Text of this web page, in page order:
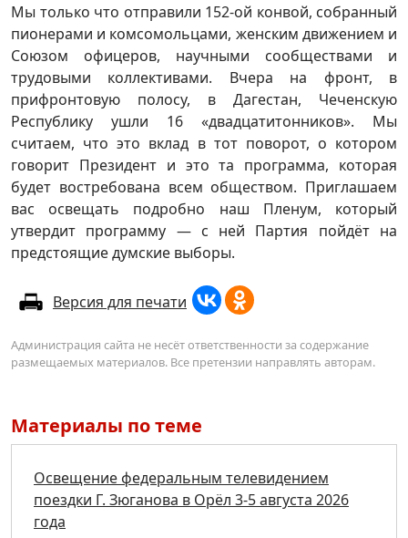
Мы только что отправили 152-ой конвой, собранный
пионерами и комсомольцами, женским движением и
Союзом офицеров, научными сообществами и
трудовыми коллективами. Вчера на фронт, в
прифронтовую полосу, в Дагестан, Чеченскую
Республику ушли 16 «двадцатитонников». Мы
считаем, что это вклад в тот поворот, о котором
говорит Президент и это та программа, которая
будет востребована всем обществом. Приглашаем
вас освещать подробно наш Пленум, который
утвердит программу — с ней Партия пойдёт на
предстоящие думские выборы.
Версия для печати
Администрация сайта не несёт ответственности за содержание
размещаемых материалов. Все претензии направлять авторам.
Материалы по теме
Освещение федеральным телевидением
поездки Г. Зюганова в Орёл 3-5 августа 2026
года